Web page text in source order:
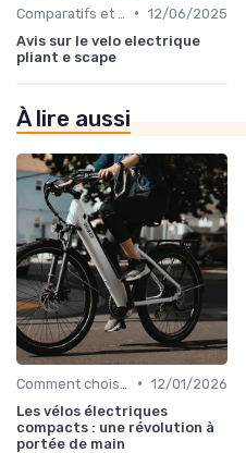
• 12/06/2025
Avis sur le velo electrique
pliant e scape
À lire aussi
• 12/01/2026
Les vélos électriques
compacts : une révolution à
portée de main